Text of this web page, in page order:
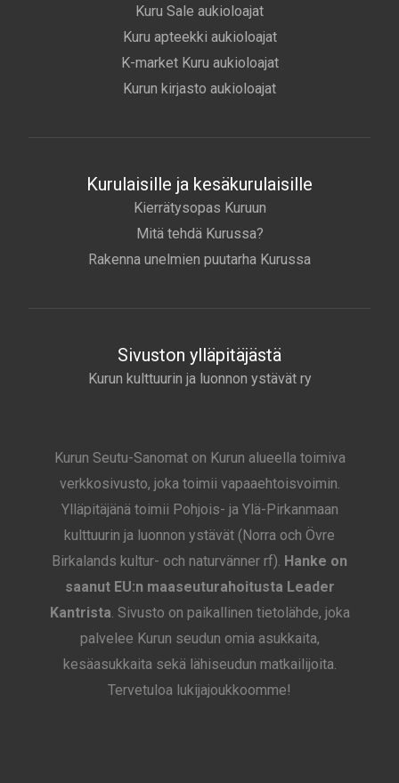
Kuru Sale aukioloajat
Kuru apteekki aukioloajat
K-market Kuru aukioloajat
Kurun kirjasto aukioloajat
Kurulaisille ja kesäkurulaisille
Kierrätysopas Kuruun
Mitä tehdä Kurussa?
Rakenna unelmien puutarha Kurussa
Sivuston ylläpitäjästä
Kurun kulttuurin ja luonnon ystävät ry
Kurun Seutu-Sanomat on Kurun alueella toimiva
verkkosivusto, joka toimii vapaaehtoisvoimin.
Ylläpitäjänä toimii Pohjois- ja Ylä-Pirkanmaan
kulttuurin ja luonnon ystävät (Norra och Övre
Birkalands kultur- och naturvänner rf). Hanke on
saanut EU:n maaseuturahoitusta Leader
Kantrista. Sivusto on paikallinen tietolähde, joka
palvelee Kurun seudun omia asukkaita,
kesäasukkaita sekä lähiseudun matkailijoita.
Tervetuloa lukijajoukkoomme!